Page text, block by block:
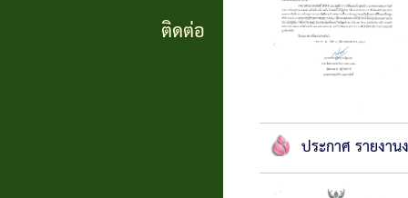
ติดต่อ
ประกาศ รายงา